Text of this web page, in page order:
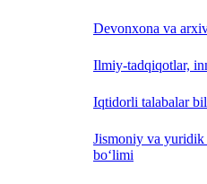
Devonxona va
Ilmiy-tadqiqotlar,
Iqtidorli talabalar
Jismoniy va yuridik
bo‘limi